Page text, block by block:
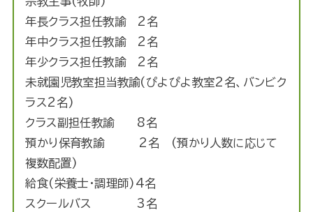
年長クラス担任教諭 2名
年中クラス担任教諭 2名
年少クラス担任教諭 2名
未就園児教室担当教諭(ぴよぴよ教室2名、バンビク
ラス2名)
クラス副担任教諭 8名
預かり保育教諭 2名 (預かり人数に応じて
複数配置)
給食(栄養士・調理師)4名
スクールバス 3名